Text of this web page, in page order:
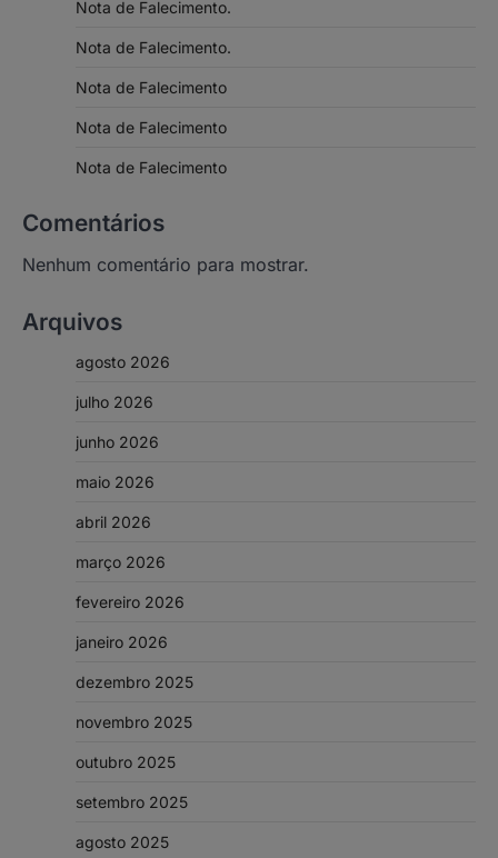
Nota de Falecimento.
Nota de Falecimento.
Nota de Falecimento
Nota de Falecimento
Nota de Falecimento
Comentários
Nenhum comentário para mostrar.
Arquivos
agosto 2026
julho 2026
junho 2026
maio 2026
abril 2026
março 2026
fevereiro 2026
janeiro 2026
dezembro 2025
novembro 2025
outubro 2025
setembro 2025
agosto 2025